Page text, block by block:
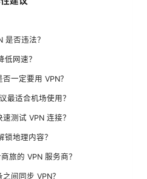
是否违法？
低网速？
一定要用 VPN？
最适合机场使用？
测试 VPN 连接？
锁地理内容？
旅的 VPN 服务商？
间同步 VPN？